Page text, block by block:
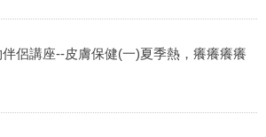
侶講座--皮膚保健(一)夏季熱，癢癢癢癢